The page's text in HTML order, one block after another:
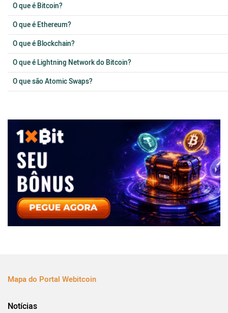
O que é Bitcoin?
O que é Ethereum?
O que é Blockchain?
O que é Lightning Network do Bitcoin?
O que são Atomic Swaps?
Mapa do Portal Webitcoin
Notícias